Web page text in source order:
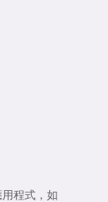
程式，如